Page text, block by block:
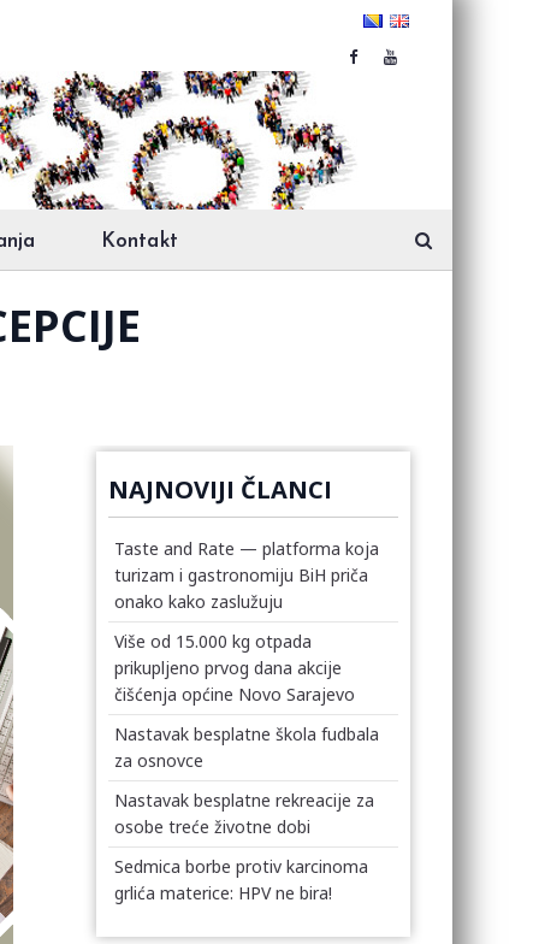
Kontakt
NAJNOVIJI ČLANCI
Taste and Rate — platforma koja
turizam i gastronomiju BiH priča
onako kako zaslužuju
Više od 15.000 kg otpada
prikupljeno prvog dana akcije
čišćenja općine Novo Sarajevo
Nastavak besplatne škola fudbala
za osnovce
Nastavak besplatne rekreacije za
osobe treće životne dobi
Sedmica borbe protiv karcinoma
grlića materice: HPV ne bira!